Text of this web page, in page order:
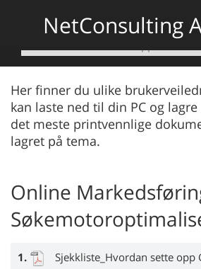
NetConsulting
Her finner du ulike
kan laste ned til din PC og
det meste printvennlige
lagret på tema.
Online
1.
Sjekkliste_Hvordan sette opp